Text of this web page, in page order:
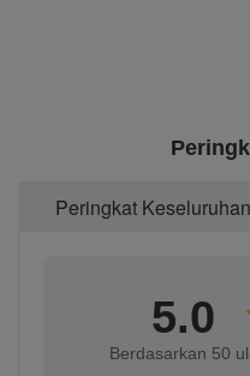
Peringkat Keseluruhan
5.0
Berdasarkan 50